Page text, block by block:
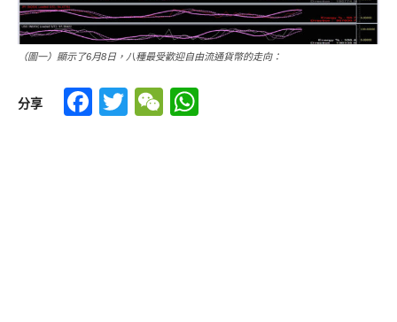
（圖一）顯示了6月8日，八種最受歡迎自由流通貨幣的走向：
分享 Facebook
TwitterWeChat